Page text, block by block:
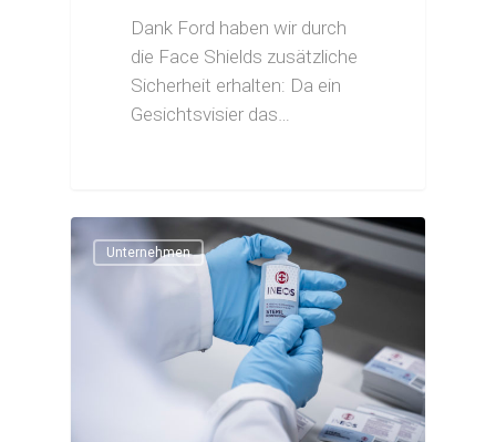
Dank Ford haben wir durch
die Face Shields zusätzliche
Sicherheit erhalten: Da ein
Gesichtsvisier das…
Unternehmen